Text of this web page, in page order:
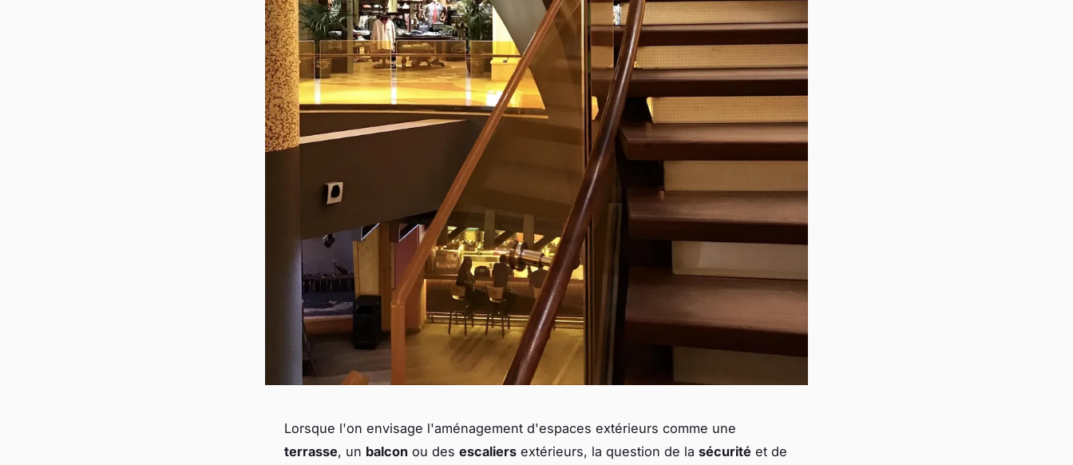
Lorsque l'on envisage l'aménagement d'espaces extérieurs comme une
terrasse, un balcon ou des escaliers extérieurs, la question de la sécurité et de